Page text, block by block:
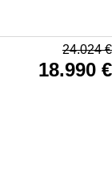
24.024€
18.990 €